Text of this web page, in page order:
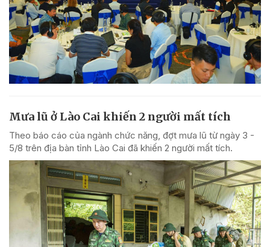
Mưa lũ ở Lào Cai khiến 2 người mất tích
Theo báo cáo của ngành chức năng, đợt mưa lũ từ ngày 3 -
5/8 trên địa bàn tỉnh Lào Cai đã khiến 2 người mất tích.